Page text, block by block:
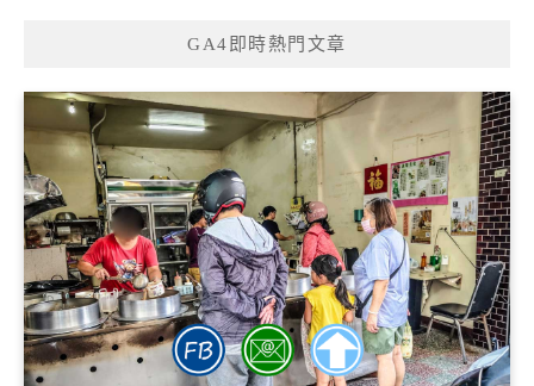
GA4即時熱門文章